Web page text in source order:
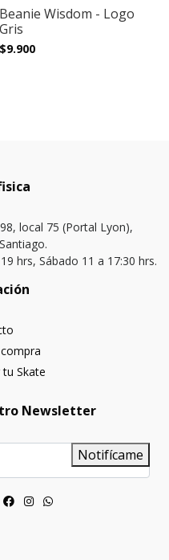
Beanie Wisdom - Logo
Gris
$9.900
local 75 (Portal Lyon),
hrs, Sábado 11 a 17:30 hrs.
Skate
Newsletter
Notifícame